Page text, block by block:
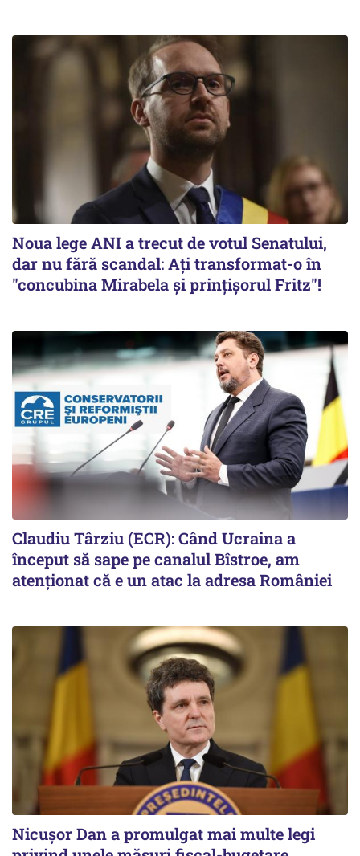
Noua lege ANI a trecut de votul Senatului,
dar nu fără scandal: Ați transformat-o în
"concubina Mirabela şi prinţişorul Fritz"!
Claudiu Târziu (ECR): Când Ucraina a
început să sape pe canalul Bîstroe, am
atenționat că e un atac la adresa României
Nicușor Dan a promulgat mai multe legi